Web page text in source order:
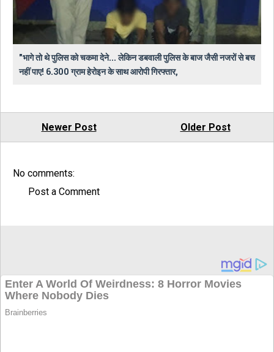
"भागे तो थे पुलिस को चकमा देने... लेकिन डबवाली पुलिस के बाज जैसी नजरों से बच
नहीं पाए! 6.300 ग्राम हेरोइन के साथ आरोपी गिरफ्तार,
Newer Post Older Post
No comments:
Post a Comment